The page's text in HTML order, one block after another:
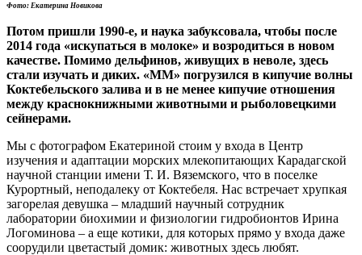
Фото: Екатерина Новикова
Потом пришли 1990-е, и наука забуксовала, чтобы после
2014 года «искупаться в молоке» и возродиться в новом
качестве. Помимо дельфинов, живущих в неволе, здесь
стали изучать и диких. «ММ» погрузился в кипучие волны
Коктебельского залива и в не менее кипучие отношения
между краснокнижными животными и рыболовецкими
сейнерами.
Мы с фотографом Екатериной стоим у входа в Центр
изучения и адаптации морских млекопитающих Карадагской
научной станции имени Т. И. Вяземского, что в поселке
Курортный, неподалеку от Коктебеля. Нас встречает хрупкая
загорелая девушка – младший научный сотрудник
лаборатории биохимии и физиологии гидробионтов Ирина
Логоминова – а еще котики, для которых прямо у входа даже
соорудили цветастый домик: животных здесь любят.